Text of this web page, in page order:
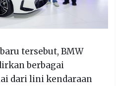
tersebut, BMW
berbagai
dari lini kendaraan